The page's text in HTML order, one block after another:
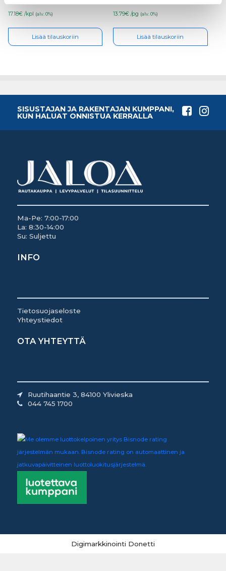
17.18€ /kpl (alv. 0%)
Lisää tilauskoriin
13.79€ /pg (alv. 0%)
Lisää tilauskoriin
SISUSTAJAN JA RAKENTAJAN KUMPPANI,
KUN HALUAT ONNISTUA KERRALLA
Ma-Pe: 7:00-17:00
La: 8:30-14:00
Su: Suljettu
INFO
Tietosuojaseloste
Yhteystiedot
OTA YHTEYTTÄ
Ruutihaantie 3, 84100 Ylivieska
044 745 1700
Digimarkkinointi Donetti